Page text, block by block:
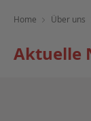
Home Über uns
Aktuelle